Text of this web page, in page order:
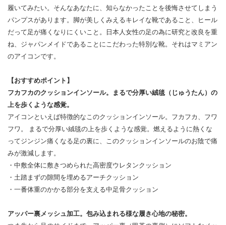
履いてみたい。そんなあなたに、知らなかったことを後悔させてしまう
パンプスがあります。脚が美しくみえるキレイな靴であること、ヒール
だって足が痛くなりにくいこと。日本人女性の足の為に研究と改良を重
ね、ジャパンメイドであることにこだわった特別な靴。それはマミアン
のアイコンです。
【おすすめポイント】
フカフカのクッションインソール。まるで分厚い絨毯（じゅうたん）の
上を歩くような感覚。
アイコンといえば特徴的なこのクッションインソール。フカフカ、フワ
フワ。 まるで分厚い絨毯の上を歩くような感覚。燃えるように熱くな
ってジンジン痛くなる足の裏に、このクッションインソールのお陰で痛
みが激減します。
・中敷全体に敷きつめられた高密度ウレタンクッション
・土踏まずの隙間を埋めるアーチクッション
・一番体重のかかる部分を支える中足骨クッション
アッパー裏メッシュ加工。包み込まれる様な履き心地の秘密。